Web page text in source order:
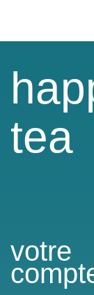
tea
votre